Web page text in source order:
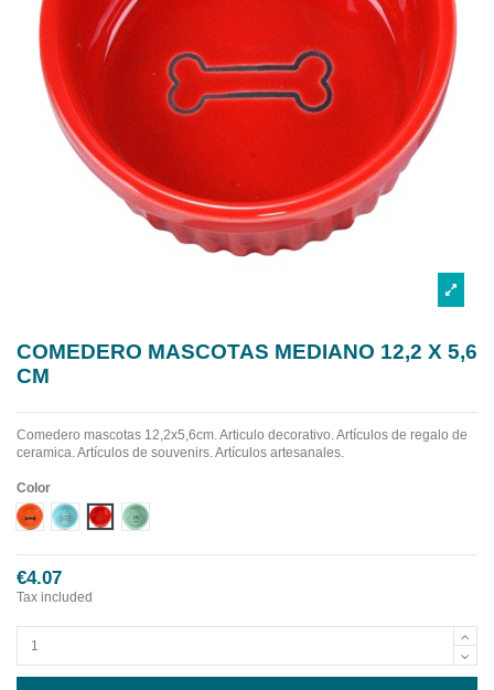
COMEDERO MASCOTAS MEDIANO 12,2 X 5,6
CM
Comedero mascotas 12,2x5,6cm. Articulo decorativo. Artículos de regalo de
ceramica. Artículos de souvenirs. Artículos artesanales.
Color
Diseño 1Diseño 2Diseño 3Diseño 4
€4.07
Tax included